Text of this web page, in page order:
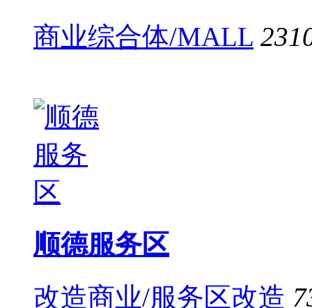
商业综合体/MALL
顺德服务区
改造商业/服务区改造